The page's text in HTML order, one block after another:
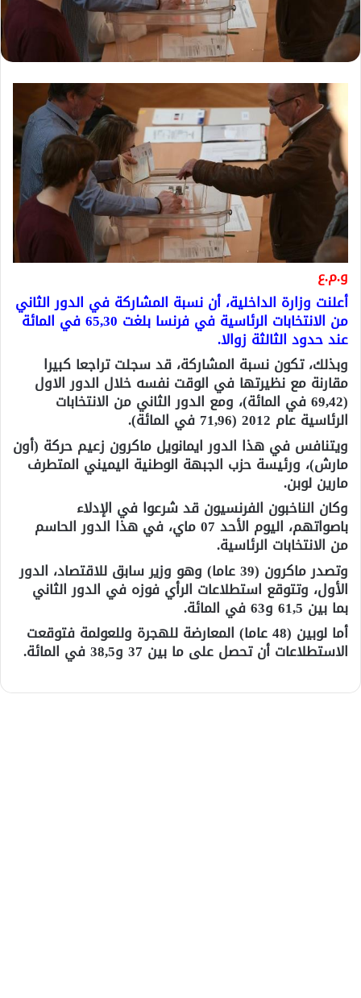
و.م.ع
أعلنت وزارة الداخلية، أن نسبة المشاركة في الدور الثاني
من الانتخابات الرئاسية في فرنسا بلغت 65,30 في المائة
عند حدود الثالثة زوالا.
وبذلك، تكون نسبة المشاركة، قد سجلت تراجعا كبيرا
مقارنة مع نظيرتها في الوقت نفسه خلال الدور الاول
(69,42 في المائة)، ومع الدور الثاني من الانتخابات
الرئاسية عام 2012 (71,96 في المائة).
ويتنافس في هذا الدور ايمانويل ماكرون زعيم حركة (أون
مارش)، ورئيسة حزب الجبهة الوطنية اليميني المتطرف
مارين لوبن.
وكان الناخبون الفرنسيون قد شرعوا في الإدلاء
باصواتهم، اليوم الأحد 07 ماي، في هذا الدور الحاسم
من الانتخابات الرئاسية.
وتصدر ماكرون (39 عاما) وهو وزير سابق للاقتصاد، الدور
الأول، وتتوقع استطلاعات الرأي فوزه في الدور الثاني
بما بين 61,5 و63 في المائة.
أما لوبين (48 عاما) المعارضة للهجرة وللعولمة فتوقعت
الاستطلاعات أن تحصل على ما بين 37 و38,5 في المائة.